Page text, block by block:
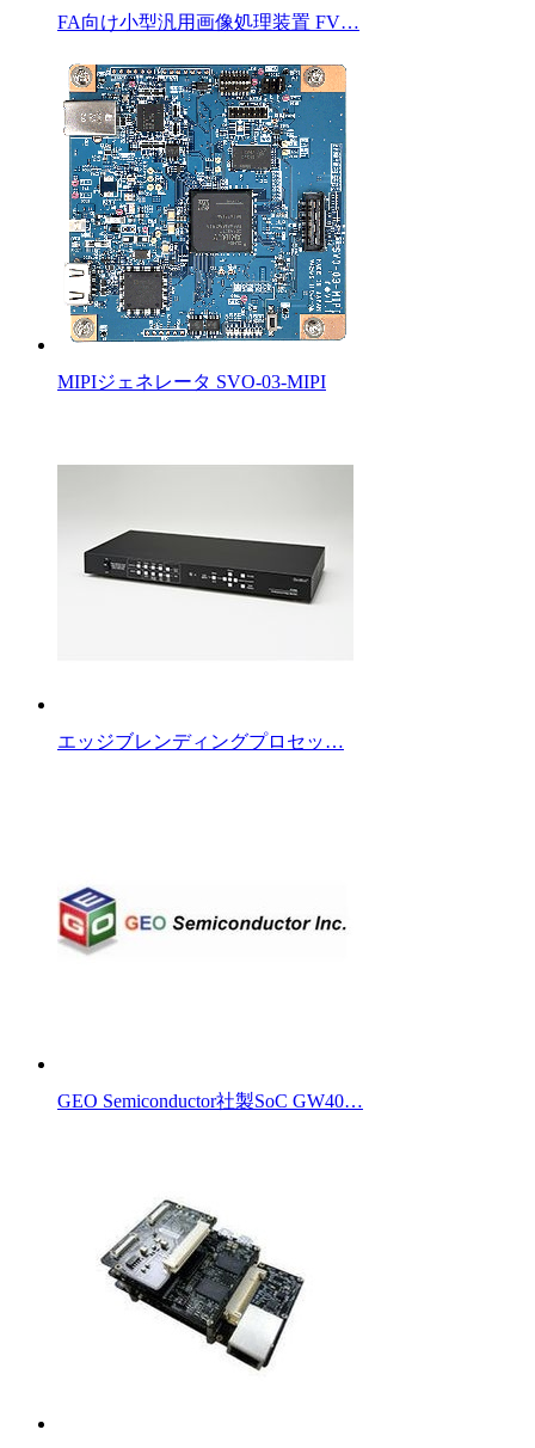
FA向け小型汎用画像処理装置 FV…
MIPIジェネレータ SVO-03-MIPI
エッジブレンディングプロセッ…
GEO Semiconductor社製SoC GW40…